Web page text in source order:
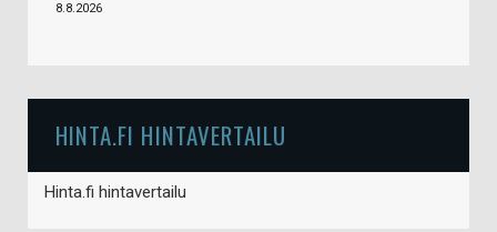
8.8.2026
HINTA.FI HINTAVERTAILU
Hinta.fi hintavertailu